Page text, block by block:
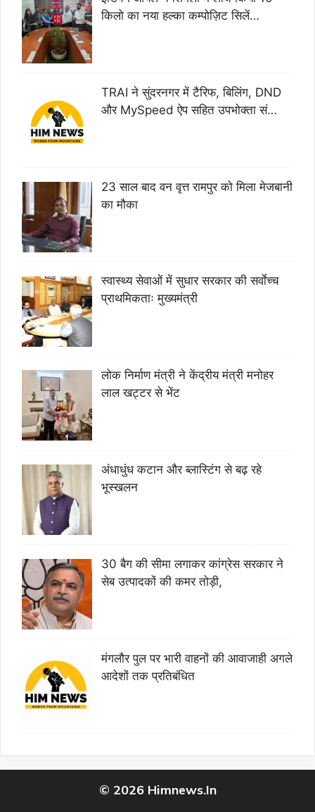
किलो का नया हल्का कम्पोज़िट सिलें…
TRAI ने सुंदरनगर में टैरिफ, बिलिंग, DND
और MySpeed ऐप सहित उपभोक्ता सं…
23 साल बाद वन वृत्त रामपुर को मिला मेजबानी
का मौका
स्वास्थ्य सेवाओं में सुधार सरकार की सर्वाेच्च
प्राथमिकताः मुख्यमंत्री
लोक निर्माण मंत्री ने केंद्रीय मंत्री मनोहर
लाल खट्टर से भेंट
अंधाधुंध कटान और ब्लास्टिंग से बढ़ रहे
भूस्खलन
30 बैग की सीमा लगाकर कांग्रेस सरकार ने
सेब उत्पादकों की कमर तोड़ी,
मंगलौर पुल पर भारी वाहनों की आवाजाही अगले
आदेशों तक प्रतिबंधित
© 2026 Himnews.In